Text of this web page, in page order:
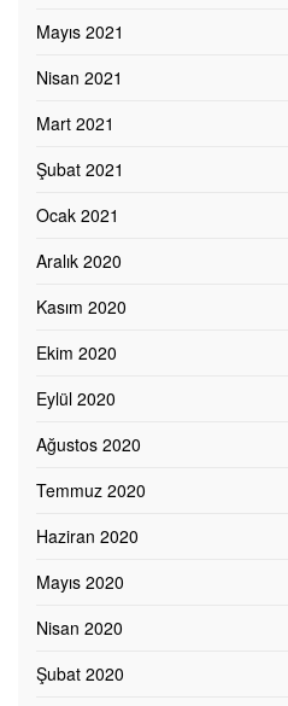
Mayıs 2021
Nisan 2021
Mart 2021
Şubat 2021
Ocak 2021
Aralık 2020
Kasım 2020
Ekim 2020
Eylül 2020
Ağustos 2020
Temmuz 2020
Haziran 2020
Mayıs 2020
Nisan 2020
Şubat 2020